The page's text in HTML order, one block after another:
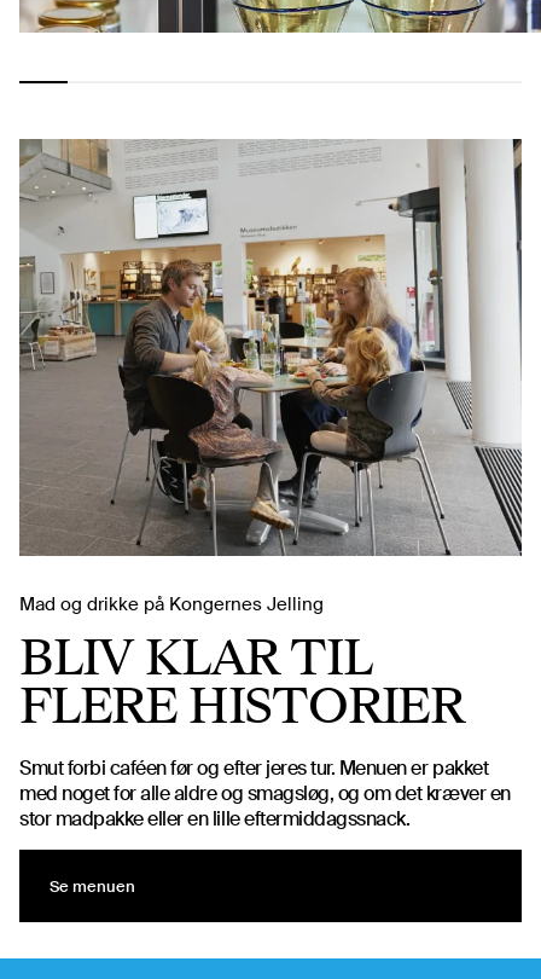
BLIV KLAR TIL
FLERE HISTORIER
Mad og drikke på Kongernes Jelling
Smut forbi caféen før og efter jeres tur. Menuen er pakket
med noget for alle aldre og smagsløg, og om det kræver en
stor madpakke eller en lille eftermiddagssnack.
Se menuen
Se menuen